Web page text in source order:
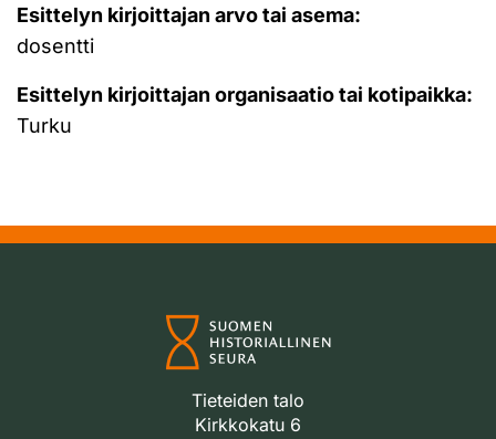
Esittelyn kirjoittajan arvo tai asema:
dosentti
Esittelyn kirjoittajan organisaatio tai kotipaikka:
Turku
Tieteiden talo
Kirkkokatu 6